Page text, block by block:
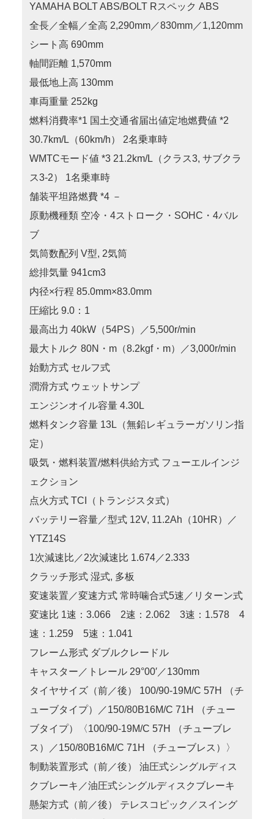
YAMAHA BOLT ABS/BOLT Rスペック ABS
全長／全幅／全高 2,290mm／830mm／1,120mm
シート高 690mm
軸間距離 1,570mm
最低地上高 130mm
車両重量 252kg
燃料消費率*1 国土交通省届出値定地燃費値 *2
30.7km/L（60km/h） 2名乗車時
WMTCモード値 *3 21.2km/L（クラス3, サブクラ
ス3-2） 1名乗車時
舗装平坦路燃費 *4 －
原動機種類 空冷・4ストローク・SOHC・4バル
ブ
気筒数配列 V型, 2気筒
総排気量 941cm3
内径×行程 85.0mm×83.0mm
圧縮比 9.0：1
最高出力 40kW（54PS）／5,500r/min
最大トルク 80N・m（8.2kgf・m）／3,000r/min
始動方式 セルフ式
潤滑方式 ウェットサンプ
エンジンオイル容量 4.30L
燃料タンク容量 13L（無鉛レギュラーガソリン指
定）
吸気・燃料装置/燃料供給方式 フューエルインジ
ェクション
点火方式 TCI（トランジスタ式）
バッテリー容量／型式 12V, 11.2Ah（10HR）／
YTZ14S
1次減速比／2次減速比 1.674／2.333
クラッチ形式 湿式, 多板
変速装置／変速方式 常時噛合式5速／リターン式
変速比 1速：3.066 2速：2.062 3速：1.578 4
速：1.259 5速：1.041
フレーム形式 ダブルクレードル
キャスター／トレール 29°00′／130mm
タイヤサイズ（前／後） 100/90-19M/C 57H （チ
ューブタイプ）／150/80B16M/C 71H （チュー
ブタイプ）〈100/90-19M/C 57H （チューブレ
ス）／150/80B16M/C 71H （チューブレス）〉
制動装置形式（前／後） 油圧式シングルディス
クブレーキ／油圧式シングルディスクブレーキ
懸架方式（前／後） テレスコピック／スイング